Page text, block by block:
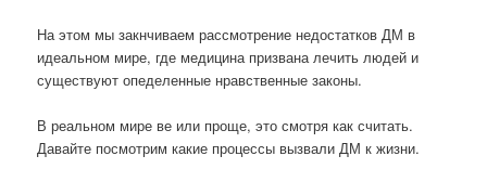
На этом мы закнчиваем рассмотрение недостатков ДМ в
идеальном мире, где медицина призвана лечить людей и
существуют опеделенные нравственные законы.
В реальном мире ве или проще, это смотря как считать.
Давайте посмотрим какие процессы вызвали ДМ к жизни.